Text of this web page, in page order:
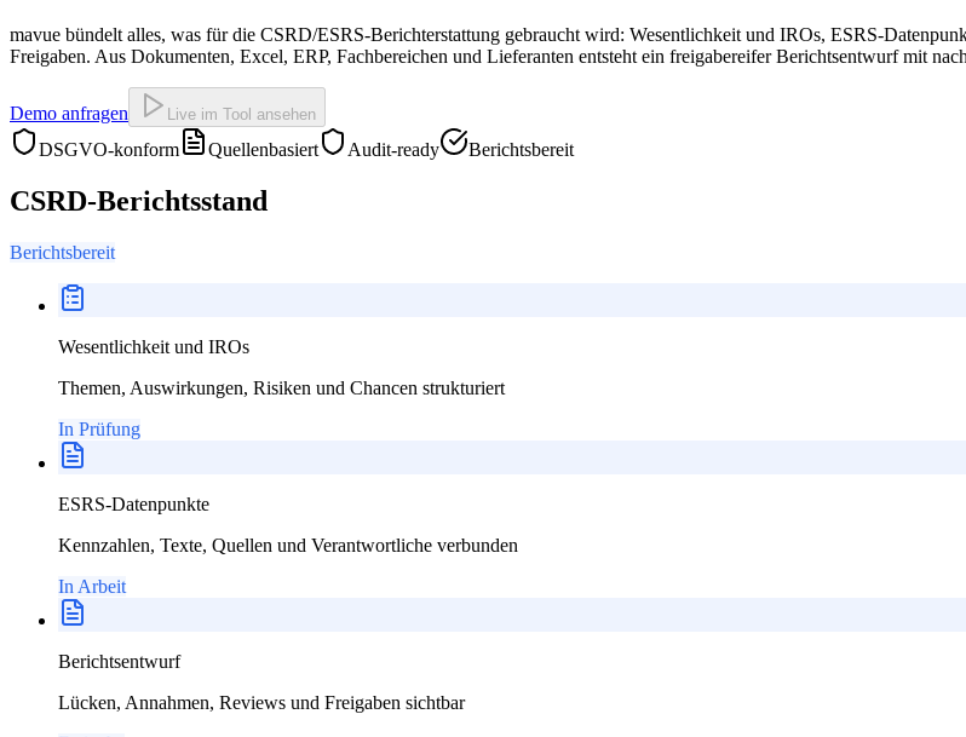
mavue bündelt alles, was für die CSRD/ESRS-Berichterstattung gebraucht wird: Wesentlichkeit und IROs, ESRS-
Freigaben. Aus Dokumenten, Excel, ERP, Fachbereichen und Lieferanten entsteht ein freigabereifer Berichtsentwurf mit
Demo anfragen Live im Tool ansehen
DSGVO-konform Quellenbasiert Audit-ready Berichtsbereit
CSRD-Berichtsstand
Berichtsbereit
Wesentlichkeit und IROs
Themen, Auswirkungen, Risiken und Chancen strukturiert
In Prüfung
ESRS-Datenpunkte
Kennzahlen, Texte, Quellen und Verantwortliche verbunden
In Arbeit
Berichtsentwurf
Lücken, Annahmen, Reviews und Freigaben sichtbar